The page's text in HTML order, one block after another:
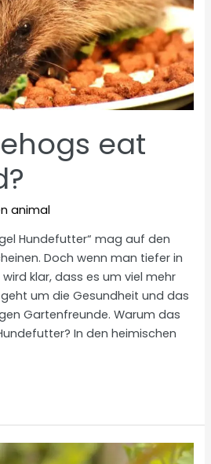
eat
animal
Hundefutter“ mag auf den
Doch wenn man tiefer in
klar, dass es um viel mehr
um die Gesundheit und das
Gartenfreunde. Warum das
In den heimischen